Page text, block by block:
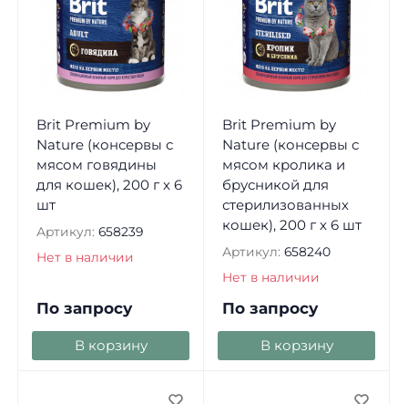
Brit Premium by
Nature (консервы с
мясом говядины
для кошек), 200 г х 6
шт
Артикул: 658239
Нет в наличии
По запросу
В корзину
Brit Premium by
Nature (консервы с
мясом кролика и
брусникой для
стерилизованных
кошек), 200 г х 6 шт
Артикул: 658240
Нет в наличии
По запросу
В корзину